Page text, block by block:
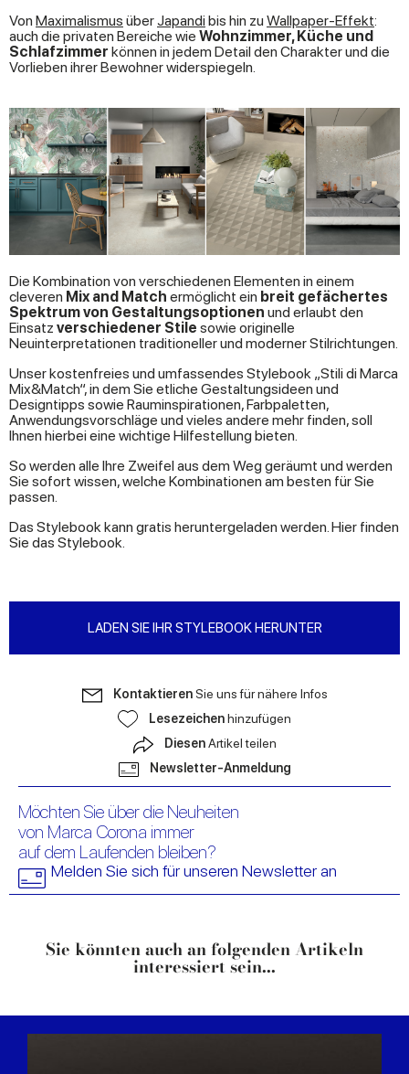
Von Maximalismus überJapandibis hin zu Wallpaper-Effekt:
auch die privaten Bereiche wie Wohnzimmer, Küche und
Schlafzimmer können in jedem Detail den Charakter und die
Vorlieben ihrer Bewohner widerspiegeln.
Die Kombination von verschiedenen Elementen in einem
cleveren Mix and Match ermöglicht ein breit gefächertes
Spektrum von Gestaltungsoptionen und erlaubt den
Einsatz verschiedener Stile sowie originelle
Neuinterpretationen traditioneller und moderner Stilrichtungen.
Unser kostenfreies und umfassendes Stylebook „Stili di Marca
Mix&Match“, in dem Sie etliche Gestaltungsideen und
Designtipps sowie Rauminspirationen, Farbpaletten,
Anwendungsvorschläge und vieles andere mehr finden, soll
Ihnen hierbei eine wichtige Hilfestellung bieten.
So werden alle Ihre Zweifel aus dem Weg geräumt und werden
Sie sofort wissen, welche Kombinationen am besten für Sie
passen.
Das Stylebook kann gratis heruntergeladen werden. Hier finden
Sie das Stylebook.
LADEN SIE IHR STYLEBOOK HERUNTER
KontaktierenSie uns für nähere Infos
Lesezeichenhinzufügen
DiesenArtikel teilen
Newsletter-Anmeldung
Möchten Sie über die Neuheiten
von Marca Corona immer
auf dem Laufenden bleiben?
Melden Sie sich für unseren Newsletter an
Sie könnten auch an folgenden Artikeln
interessiert sein...